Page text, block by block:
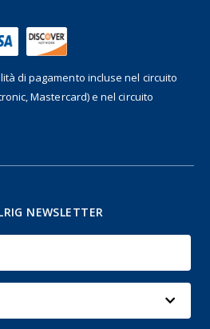
di pagamento incluse nel circuito
Mastercard) e nel circuito
NEWSLETTER